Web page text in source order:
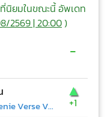
นิยมในขณะนี้ อัพเดท
2569 | 20:00)
-
FREEHAND (genie Verse Vol.1)
▲
+1